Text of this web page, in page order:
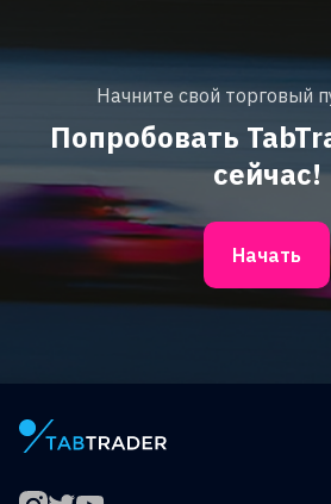
Начните свой торговый
Попробовать
сейчас!
Начать